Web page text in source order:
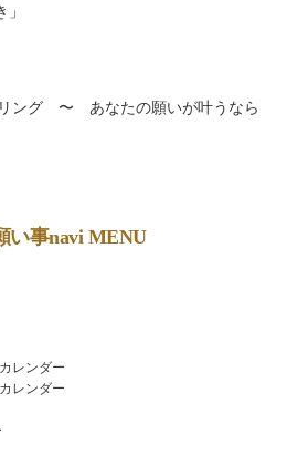
」
い事navi MENU
レンダー
レンダー